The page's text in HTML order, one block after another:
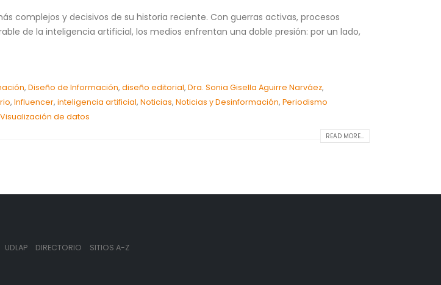
complejos y decisivos de su historia reciente. Con guerras activas, procesos
de la inteligencia artificial, los medios enfrentan una doble presión: por un lado,
, Diseño de Información, diseño editorial, Dra. Sonia Gisella Aguirre Narváez,
, Influencer, inteligencia artificial, Noticias, Noticias y Desinformación, Periodismo
Visualización de datos
READ MORE...
UDLAP DIRECTORIO SITIOS A-Z